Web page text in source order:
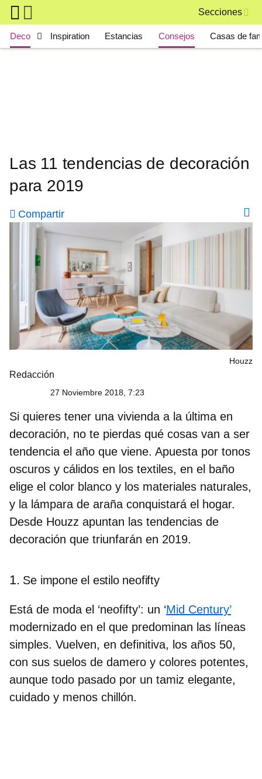
Skip to main content
Secciones
Main navigation
Deco Inspiration Estancias Consejos Casas de
Las 11 tendencias de decoración
para 2019
Compartir
Houzz
Redacción
27 Noviembre 2018, 7:23
Si quieres tener una vivienda a la última en
decoración, no te pierdas qué cosas van a ser
tendencia el año que viene. Apuesta por tonos
oscuros y cálidos en los textiles, en el baño
elige el color blanco y los materiales naturales,
y la lámpara de araña conquistará el hogar.
Desde Houzz apuntan las tendencias de
decoración que triunfarán en 2019.
1. Se impone el estilo neofifty
Está de moda el ‘neofifty’: un ‘Mid Century’
modernizado en el que predominan las líneas
simples. Vuelven, en definitiva, los años 50,
con sus suelos de damero y colores potentes,
aunque todo pasado por un tamiz elegante,
cuidado y menos chillón.